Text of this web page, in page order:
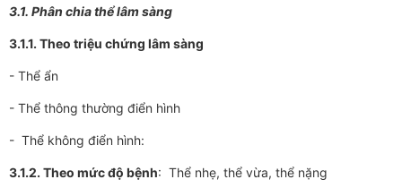
3.1. Phân chia thể lâm sàng
3.1.1. Theo triệu chứng lâm sàng
- Thể ẩn
- Thể thông th­­ường điển hình
- Thể không điển hình:
3.1.2. Theo mức độ bệnh: Thể nhẹ, thể vừa, thể nặng